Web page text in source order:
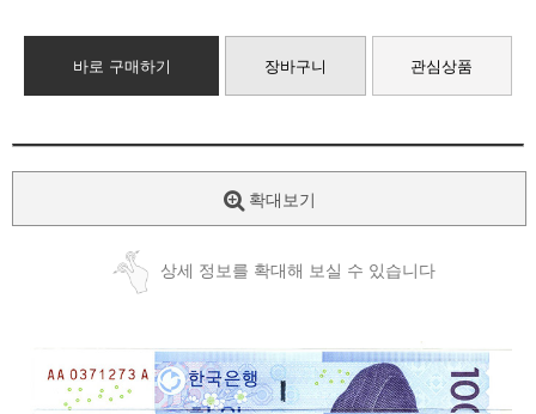
바로 구매하기 장바구니 관심상품
확대보기
상세 정보를 확대해 보실 수 있습니다